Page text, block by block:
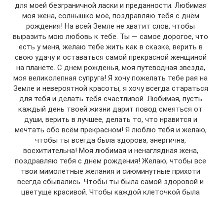
для моей безграничной ласки и преданности. Любимая
моя жена, солнышко моё, поздравляю тебя с днём
рождения! На всей Земле не хватит слов, чтобы
выразить мою любовь к тебе. Ты — самое дорогое, что
есть у меня, желаю тебе жить как в сказке, верить в
свою удачу и оставаться самой прекрасной женщиной
на планете. С днем рожденья, моя путеводная звезда,
моя великолепная супруга! Я хочу пожелать тебе рая на
Земле и невероятной красоты, я хочу всегда стараться
для тебя и делать тебя счастливой. Любимая, пусть
каждый день твоей жизни дарит повод смеяться от
души, верить в лучшее, делать то, что нравится и
мечтать обо всём прекрасном! Я люблю тебя и желаю,
чтобы ты всегда была здорова, энергична,
восхитительна! Моя любимая и ненаглядная жена,
поздравляю тебя с днем рождения! Желаю, чтобы все
твои мимолетные желания и сиюминутные прихоти
всегда сбывались. Чтобы ты была самой здоровой и
цветуще красивой. Чтобы каждой клеточкой была